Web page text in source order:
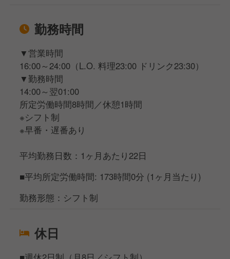
勤務時間
▼営業時間
16:00～24:00（L.O. 料理23:00 ドリンク23:30）
▼勤務時間
14:00～翌01:00
所定労働時間8時間／休憩1時間
※シフト制
※早番・遅番あり
平均勤務日数：1ヶ月あたり22日
■平均所定労働時間: 173時間0分 (1ヶ月当たり)
勤務形態：シフト制
休日